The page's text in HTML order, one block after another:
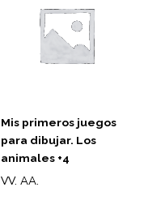
Mis primeros juegos
para dibujar. Los
animales +4
VV. AA.